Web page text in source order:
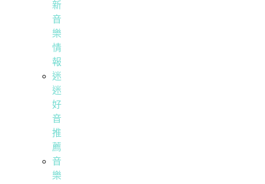
新
音
樂
情
報
迷
迷
好
音
推
薦
音
樂